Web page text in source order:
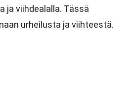
ja viihdealalla. Tässä
urheilusta ja viihteestä.